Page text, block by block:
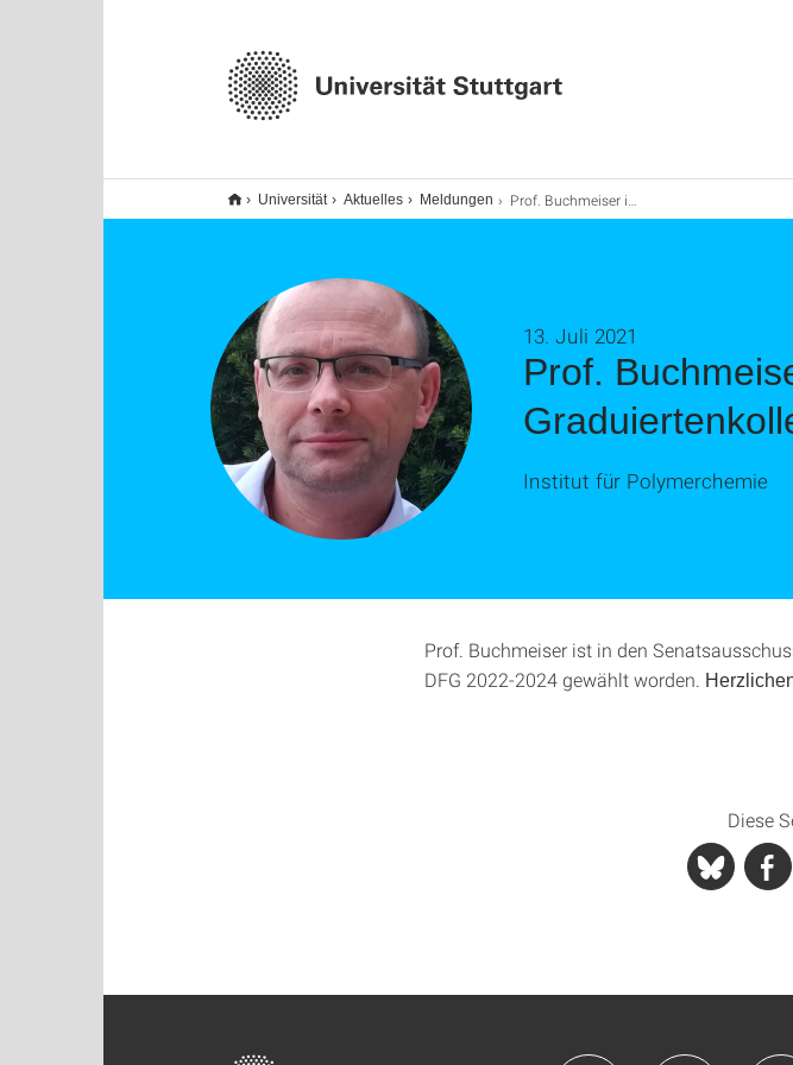
Universität Aktuelles Meldungen Prof. Buchmeiser im Senatsausschuss für die Graduiertenkollegs
Prof.
13. Juli 2021
Institut für Polymerchemie
Prof. Buchmeiser ist in den
DFG 2022-2024 gewählt worden.
Diese